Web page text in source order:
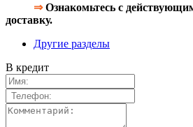
⇒Ознакомьтесь с
доставку.
Другие разделы
В кредит